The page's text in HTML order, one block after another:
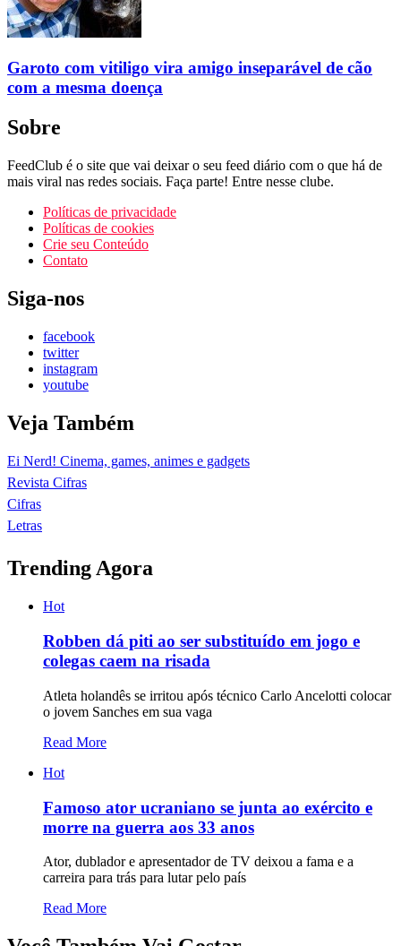
Garoto com vitiligo vira amigo inseparável de cão
com a mesma doença
Sobre
FeedClub é o site que vai deixar o seu feed diário com o que há de
mais viral nas redes sociais. Faça parte! Entre nesse clube.
Políticas de privacidade
Políticas de cookies
Crie seu Conteúdo
Contato
Siga-nos
facebook
twitter
instagram
youtube
Veja Também
Ei Nerd! Cinema, games, animes e gadgets
Revista Cifras
Cifras
Letras
Trending Agora
Hot
Robben dá piti ao ser substituído em jogo e
colegas caem na risada
Atleta holandês se irritou após técnico Carlo Ancelotti colocar
o jovem Sanches em sua vaga
Read More
Hot
Famoso ator ucraniano se junta ao exército e
morre na guerra aos 33 anos
Ator, dublador e apresentador de TV deixou a fama e a
carreira para trás para lutar pelo país
Read More